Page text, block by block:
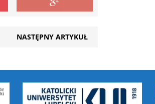
NASTĘPNY ARTYKUŁ